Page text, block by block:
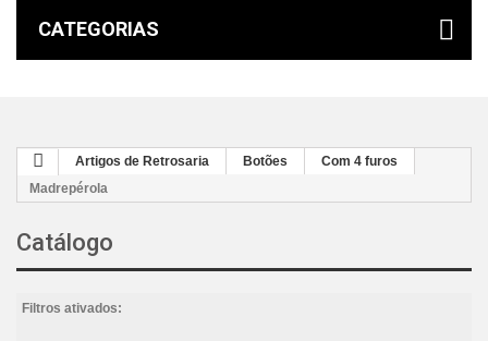
CATEGORIAS
Artigos de Retrosaria Botões
Com 4 furos
Madrepérola
Catálogo
Filtros ativados: